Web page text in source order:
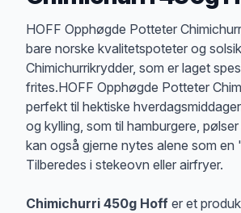
Produktbeskrivelse
HOFF Opphøgde Potteter
bare norske kvalitetspoteter og
Chimichurrikrydder, som er laget
frites.HOFF Opphøgde Potteter
perfekt til hektiske
og kylling, som til hamburgere,
kan også gjerne nytes alene som en
Tilberedes i stekeovn eller airfryer.
Chimichurri 450g Hoff er et